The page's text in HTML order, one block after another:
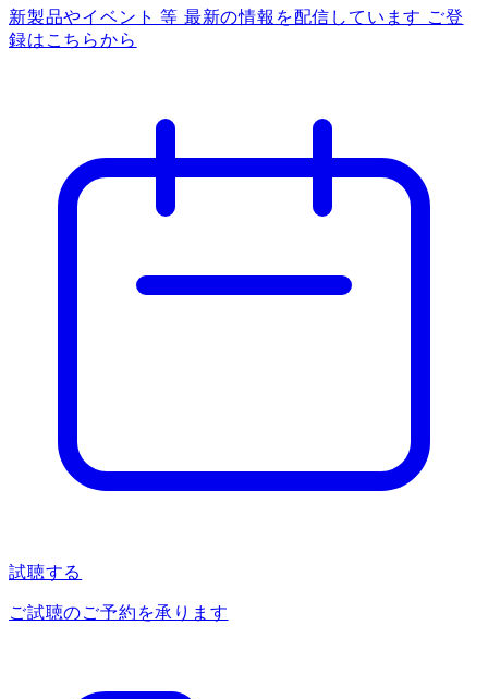
新製品やイベント 等 最新の情報を配信しています ご登
録はこちらから
試聴する
ご試聴のご予約を承ります